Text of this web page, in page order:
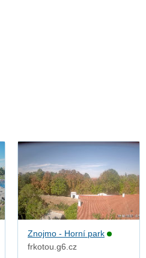
Znojmo - Horní park
frkotou.g6.cz